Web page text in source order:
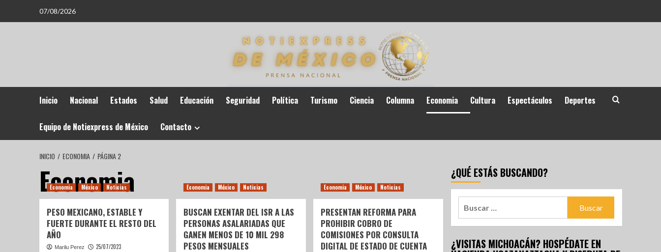
07/08/2026
Inicio Nacional Estados Salud Educación Seguridad Política Turismo Ciencia Columna Economia Cultura Espectáculos Deportes
Equipo de Notiexpress de México Contacto
INICIO ECONOMIA PÁGINA 2
Economia
Economia México Noticias
PESO MEXICANO, ESTABLE Y
FUERTE DURANTE EL RESTO DEL
AÑO
Marilu Perez 25/07/2023
Economia México Noticias
BUSCAN EXENTAR DEL ISR A LAS
PERSONAS ASALARIADAS QUE
GANEN MENOS DE 10 MIL 298
PESOS MENSUALES
Economia México Noticias
PRESENTAN REFORMA PARA
PROHIBIR COBRO DE
COMISIONES POR CONSULTA
DIGITAL DE ESTADO DE CUENTA
¿QUÉ ESTÁS BUSCANDO?
¿VISITAS MICHOACÁN? HOSPÉDATE EN